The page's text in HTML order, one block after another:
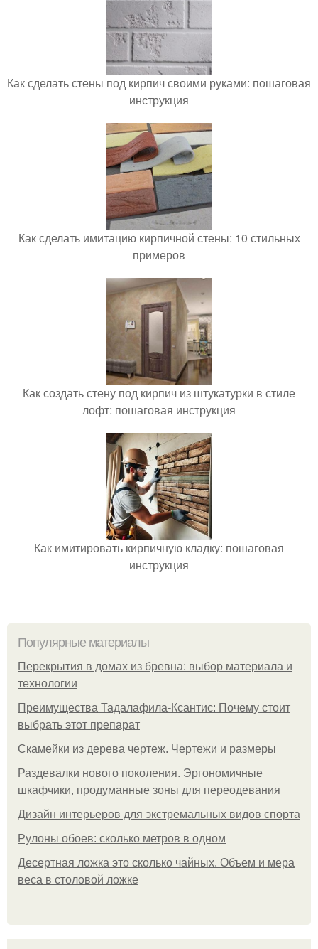
Как сделать стены под кирпич своими руками: пошаговая
инструкция
Как сделать имитацию кирпичной стены: 10 стильных
примеров
Как создать стену под кирпич из штукатурки в стиле
лофт: пошаговая инструкция
Как имитировать кирпичную кладку: пошаговая
инструкция
Популярные материалы
Перекрытия в домах из бревна: выбор материала и
технологии
Преимущества Тадалафила-Ксантис: Почему стоит
выбрать этот препарат
Скамейки из дерева чертеж. Чертежи и размеры
Раздевалки нового поколения. Эргономичные
шкафчики, продуманные зоны для переодевания
Дизайн интерьеров для экстремальных видов спорта
Рулоны обоев: сколько метров в одном
Десертная ложка это сколько чайных. Объем и мера
веса в столовой ложке